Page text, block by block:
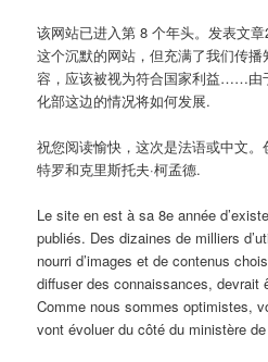
该网站已进入第 8 个年头。发表文章
这个沉默的网站，但充满了我们传
容，应该被视为符合国家利益……由
化部这边的情况将如何发展.
祝您阅读愉快，这次是法语或中文。
特罗和克里斯托夫·柯孟德.
Le site en est à sa 8e année
publiés. Des dizaines de milliers
nourri d’images et de contenus
diffuser des connaissances, devrait
Comme nous sommes optimistes,
vont évoluer du côté du ministère